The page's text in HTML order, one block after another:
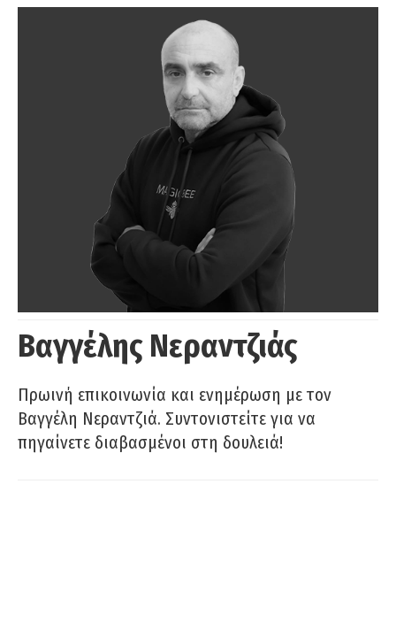
Βαγγέλης Νεραντζιάς
Πρωινή επικοινωνία και ενημέρωση με τον
Βαγγέλη Νεραντζιά. Συντονιστείτε για να
πηγαίνετε διαβασμένοι στη δουλειά!